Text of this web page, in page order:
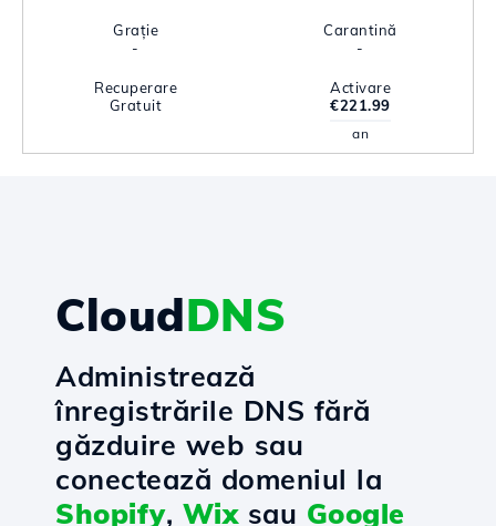
Grație
-
Carantină
-
Recuperare
Gratuit
Activare
€221.99
an
CloudDNS
Administrează
înregistrările DNS fără
găzduire web sau
conectează domeniul la
Shopify, Wixsau Google